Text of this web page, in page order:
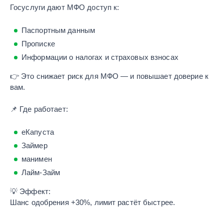
Госуслуги дают МФО доступ к:
Паспортным данным
Прописке
Информации о налогах и страховых взносах
👉 Это снижает риск для МФО — и повышает доверие к
вам.
📌 Где работает:
еКапуста
Займер
манимен
Лайм-Займ
💡 Эффект:
Шанс одобрения +30%, лимит растёт быстрее.